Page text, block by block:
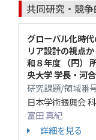
共同研究・競
グローバル化時
リア設計の視点
和８年度 （円）
央大学 学長・河
研究課題/領域番
日本学術振興会
富田 真紀
詳細を見る